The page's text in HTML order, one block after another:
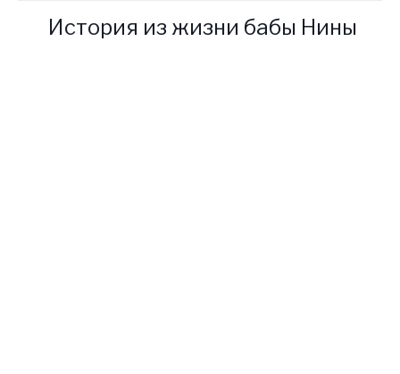
История из жизни бабы Нины